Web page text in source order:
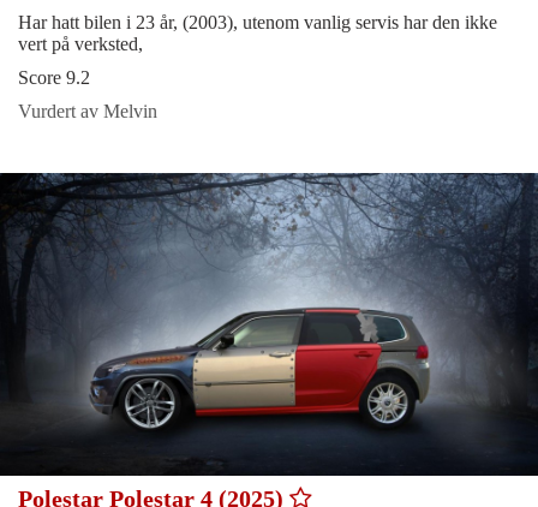
Har hatt bilen i 23 år, (2003), utenom vanlig servis har den ikke
vert på verksted,
Score 9.2
Vurdert av Melvin
Polestar Polestar 4 (2025)